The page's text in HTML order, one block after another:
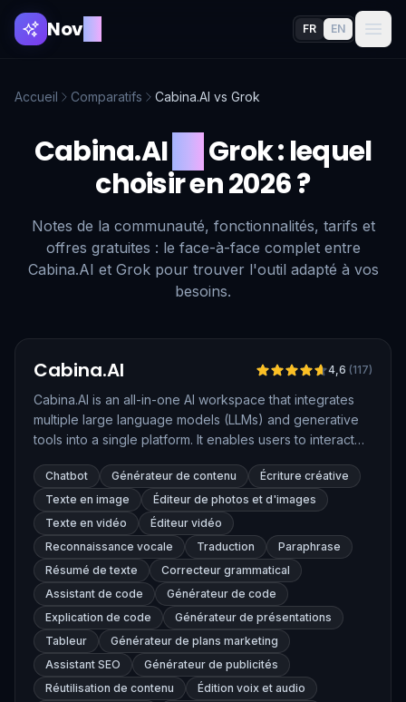
NovAI FR EN
Accueil Comparatifs Cabina.AI vs Grok
Cabina.AI Grok: lequel
choisir en 2026 ?
Notes de la communauté, fonctionnalités, tarifs et
offres gratuites : le face-à-face complet entre
Cabina.AI et Grok pour trouver l'outil adapté à vos
besoins.
Cabina.AI 4,6 (117)
Cabina.AI is an all-in-one AI workspace that integrates
multiple large language models (LLMs) and generative
tools into a single platform. It enables users to interact
transcribe audio, and more, all within a unified interface.
Chatbot Générateur de contenu
Écriture créative
Texte en image
Éditeur de photos et d'images
Texte en vidéo
Éditeur vidéo
Reconnaissance vocale
Traduction
Paraphrase
Résumé de texte
Correcteur grammatical
Assistant de code
Générateur de code
Explication de code
Générateur de présentations
Tableur
Générateur de plans marketing
Assistant SEO
Générateur de publicités
Réutilisation de contenu
Édition voix et audio